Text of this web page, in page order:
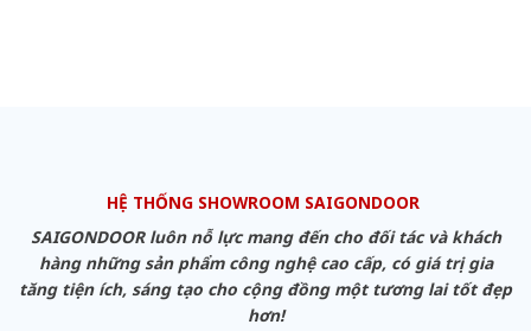
HỆ THỐNG SHOWROOM SAIGONDOOR
SAIGONDOOR luôn nỗ lực mang đến cho đối tác và khách
hàng những sản phẩm công nghệ cao cấp, có giá trị gia
tăng tiện ích, sáng tạo cho cộng đồng một tương lai tốt đẹp
hơn!